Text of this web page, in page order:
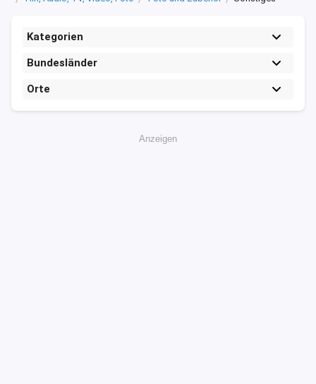
Kategorien
Bundesländer
Orte
Anzeigen